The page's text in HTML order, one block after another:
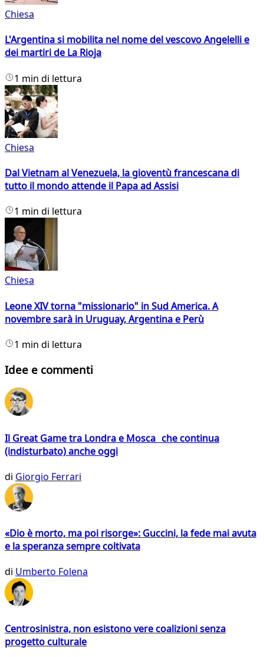
Chiesa
L'Argentina si mobilita nel nome del vescovo Angelelli e
dei martiri de La Rioja
1 min di lettura
Chiesa
Dal Vietnam al Venezuela, la gioventù francescana di
tutto il mondo attende il Papa ad Assisi
1 min di lettura
Chiesa
Leone XIV torna "missionario" in Sud America. A
novembre sarà in Uruguay, Argentina e Perù
1 min di lettura
Idee e commenti
Il Great Game tra Londra e Mosca che continua
(indisturbato) anche oggi
di Giorgio Ferrari
«Dio è morto, ma poi risorge»: Guccini, la fede mai avuta
e la speranza sempre coltivata
di Umberto Folena
Centrosinistra, non esistono vere coalizioni senza
progetto culturale